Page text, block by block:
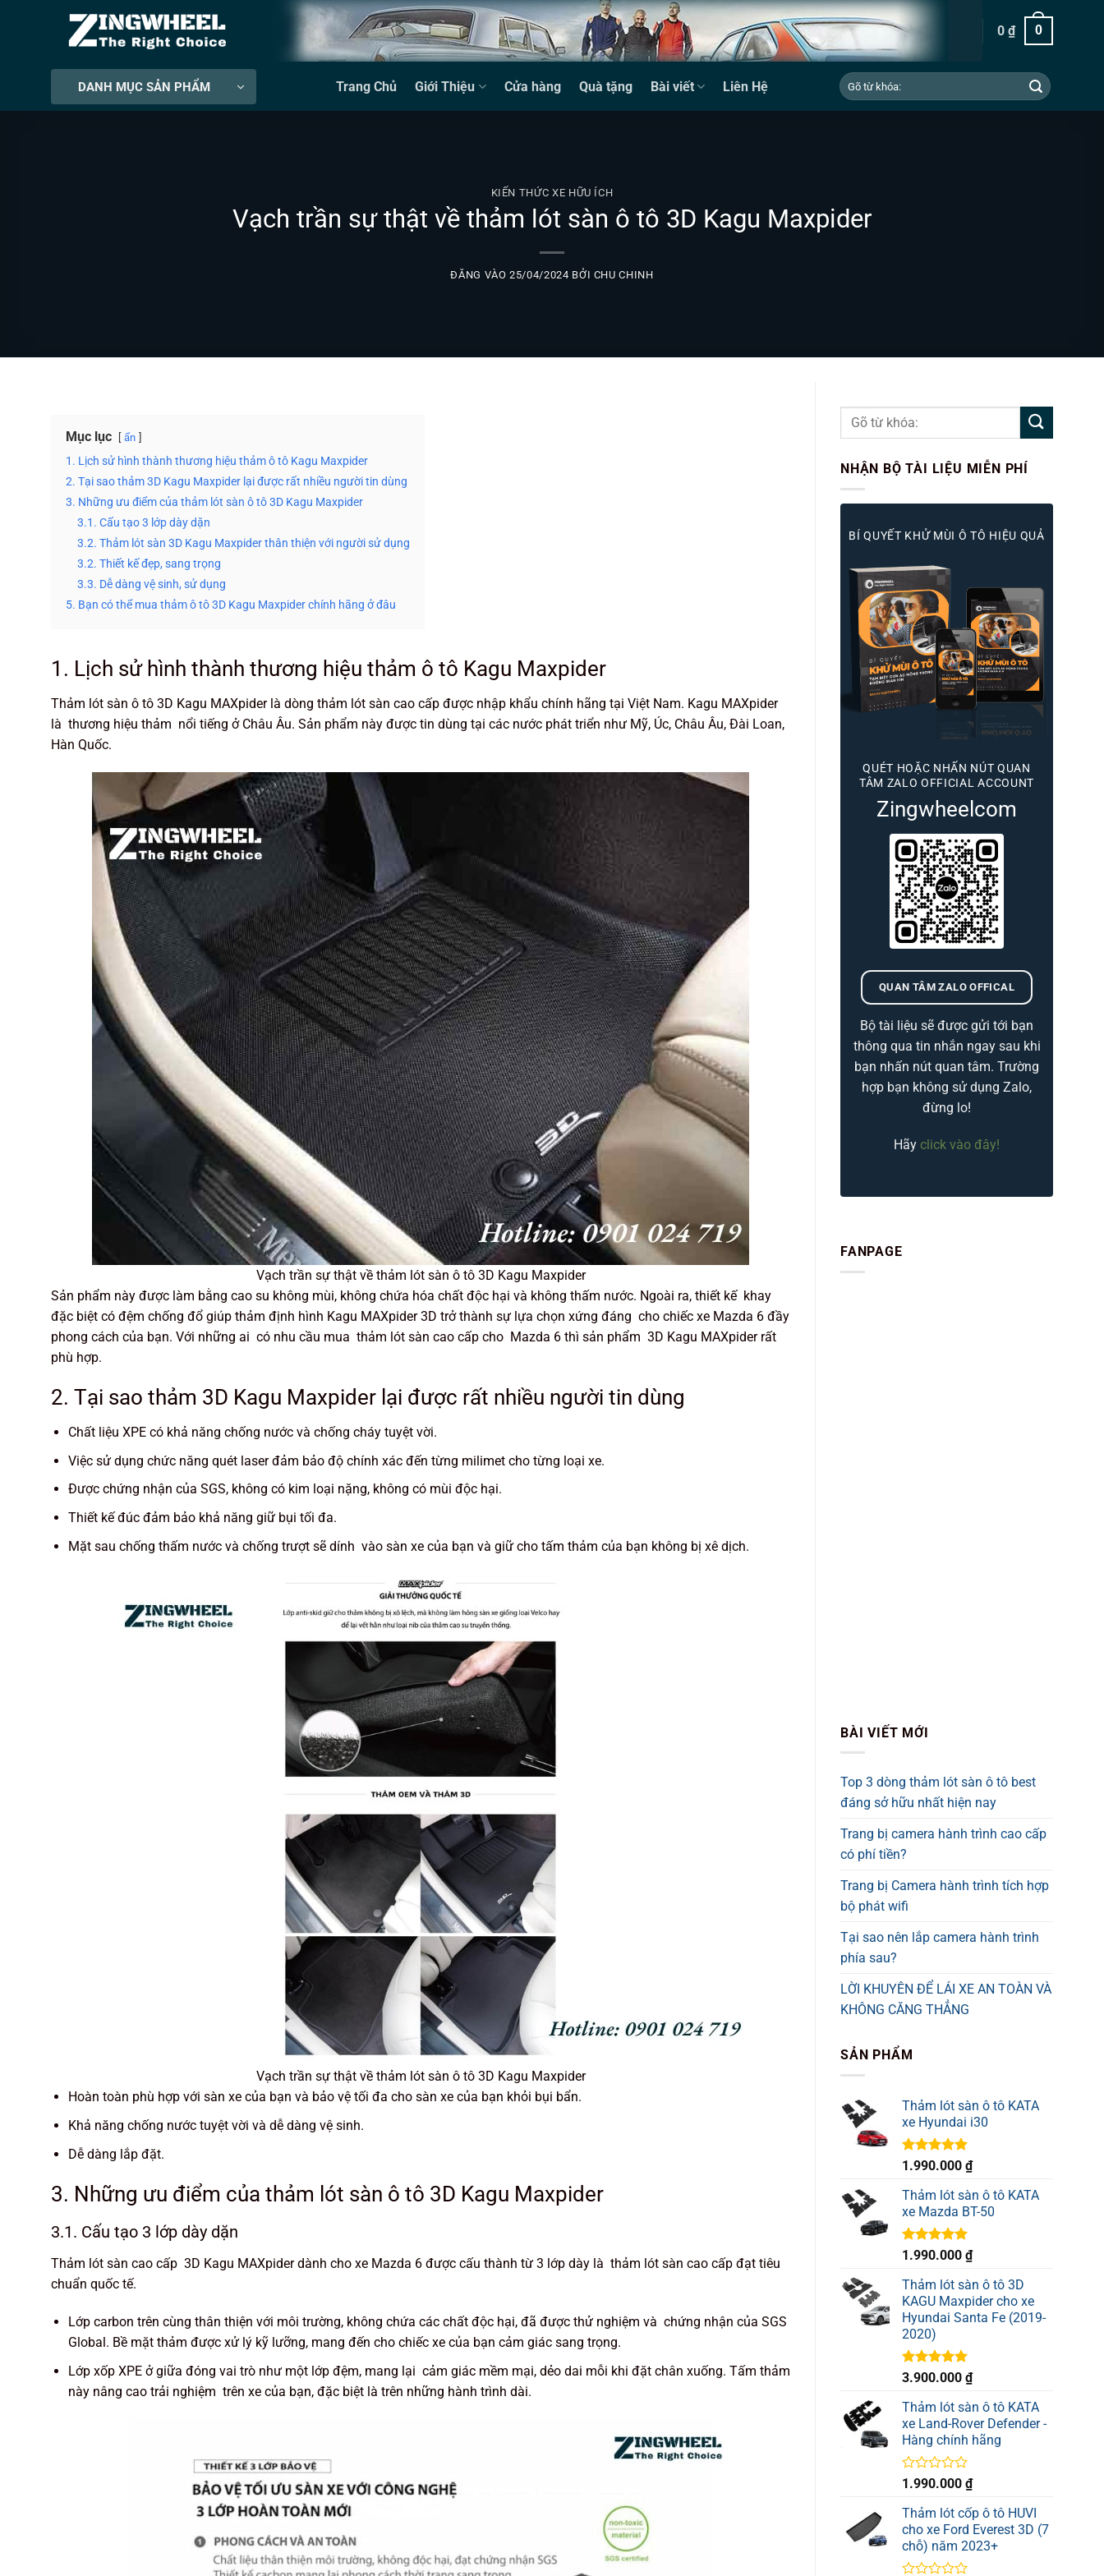
0₫ 0
DANH MỤC SẢN PHẨM Trang Chủ Giới Thiệu Cửa hàng Quà tặng Bài viết Liên Hệ
Tìm
kiếm:
KIẾN THỨC XE HỮU ÍCH
Vạch trần sự thật về thảm lót sàn ô tô 3D Kagu Maxpider
ĐĂNG VÀO25/04/2024 BỞI CHU CHINH
Mục lục ẩn
1. Lịch sử hình thành thương hiệu thảm ô tô Kagu Maxpider
2. Tại sao thảm 3D Kagu Maxpider lại được rất nhiều người tin dùng
3. Những ưu điểm của thảm lót sàn ô tô 3D Kagu Maxpider
3.1. Cấu tạo 3 lớp dày dặn
3.2. Thảm lót sàn 3D Kagu Maxpider thân thiện với người sử dụng
3.2. Thiết kế đẹp, sang trọng
3.3. Dễ dàng vệ sinh, sử dụng
5. Bạn có thể mua thảm ô tô 3D Kagu Maxpider chính hãng ở đâu
1. Lịch sử hình thành thương hiệu thảm ô tô Kagu Maxpider
Thảm lót sàn ô tô 3D Kagu MAXpider là dòng thảm lót sàn cao cấp được nhập khẩu chính hãng tại Việt Nam. Kagu MAXpider
là thương hiệu thảm nổi tiếng ở Châu Âu. Sản phẩm này được tin dùng tại các nước phát triển như Mỹ, Úc, Châu Âu, Đài Loan,
Hàn Quốc.
Vạch trần sự thật về thảm lót sàn ô tô 3D Kagu Maxpider
Sản phẩm này được làm bằng cao su không mùi, không chứa hóa chất độc hại và không thấm nước. Ngoài ra, thiết kế khay
đặc biệt có đệm chống đổ giúp thảm định hình Kagu MAXpider 3D trở thành sự lựa chọn xứng đáng cho chiếc xe Mazda 6 đầy
phong cách của bạn. Với những ai có nhu cầu mua thảm lót sàn cao cấp cho Mazda 6 thì sản phẩm 3D Kagu MAXpider rất
phù hợp.
2. Tại sao thảm 3D Kagu Maxpider lại được rất nhiều người tin dùng
Chất liệu XPE có khả năng chống nước và chống cháy tuyệt vời.
Việc sử dụng chức năng quét laser đảm bảo độ chính xác đến từng milimet cho từng loại xe.
Được chứng nhận của SGS, không có kim loại nặng, không có mùi độc hại.
Thiết kế đúc đảm bảo khả năng giữ bụi tối đa.
Mặt sau chống thấm nước và chống trượt sẽ dính vào sàn xe của bạn và giữ cho tấm thảm của bạn không bị xê dịch.
Vạch trần sự thật về thảm lót sàn ô tô 3D Kagu Maxpider
Hoàn toàn phù hợp với sàn xe của bạn và bảo vệ tối đa cho sàn xe của bạn khỏi bụi bẩn.
Khả năng chống nước tuyệt vời và dễ dàng vệ sinh.
Dễ dàng lắp đặt.
3. Những ưu điểm của thảm lót sàn ô tô 3D Kagu Maxpider
3.1. Cấu tạo 3 lớp dày dặn
Thảm lót sàn cao cấp 3D Kagu MAXpider dành cho xe Mazda 6 được cấu thành từ 3 lớp dày là thảm lót sàn cao cấp đạt tiêu
chuẩn quốc tế.
Lớp carbon trên cùng thân thiện với môi trường, không chứa các chất độc hại, đã được thử nghiệm và chứng nhận của SGS
Global. Bề mặt thảm được xử lý kỹ lưỡng, mang đến cho chiếc xe của bạn cảm giác sang trọng.
Lớp xốp XPE ở giữa đóng vai trò như một lớp đệm, mang lại cảm giác mềm mại, dẻo dai mỗi khi đặt chân xuống. Tấm thảm
này nâng cao trải nghiệm trên xe của bạn, đặc biệt là trên những hành trình dài.
NHẬN BỘ TÀI LIỆU MIỄN PHÍ
BÍ QUYẾT KHỬ MÙI Ô TÔ HIỆU QUẢ
QUÉT HOẶC NHẤN NÚT QUAN
TÂM ZALO OFFICIAL ACCOUNT
Zingwheelcom
QUAN TÂM ZALO OFFICAL
Bộ tài liệu sẽ được gửi tới bạn
thông qua tin nhắn ngay sau khi
bạn nhấn nút quan tâm. Trường
hợp bạn không sử dụng Zalo,
đừng lo!
Hãy click vào đây!
FANPAGE
BÀI VIẾT MỚI
Top 3 dòng thảm lót sàn ô tô best
đáng sở hữu nhất hiện nay
Trang bị camera hành trình cao cấp
có phí tiền?
Trang bị Camera hành trình tích hợp
bộ phát wifi
Tại sao nên lắp camera hành trình
phía sau?
LỜI KHUYÊN ĐỂ LÁI XE AN TOÀN VÀ
KHÔNG CĂNG THẲNG
SẢN PHẨM
Thảm lót sàn ô tô KATA
xe Hyundai i30
Được xếp
5 sao
1.990.000 ₫
Thảm lót sàn ô tô KATA
xe Mazda BT-50
Được xếp
5 sao
1.990.000 ₫
Thảm lót sàn ô tô 3D
KAGU Maxpider cho xe
Hyundai Santa Fe (2019-
2020)
Được xếp
5 sao
3.900.000 ₫
Thảm lót sàn ô tô KATA
xe Land-Rover Defender -
Hàng chính hãng
Được
hạng
0
5
sao
1.990.000 ₫
Thảm lót cốp ô tô HUVI
cho xe Ford Everest 3D (7
chỗ) năm 2023+